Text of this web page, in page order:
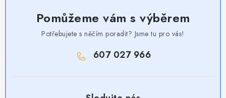
Pomůžeme vám s výběrem
Potřebujete s něčím poradit? Jsme tu pro vás!
607 027 966